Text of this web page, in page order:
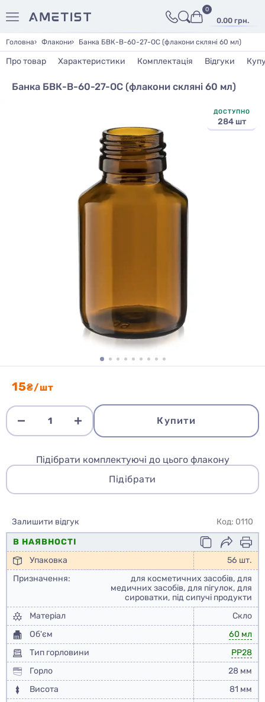
0.00 грн.
0
Головна Флакони Банка БВК-В-60-27-ОС (флакони скляні 60 мл)
Про товар Характеристики Комплектація Відгуки
Банка БВК-В-60-27-ОС (флакони скляні 60 мл)
ДОСТУПНО
284 шт
15₴/шт
Купити
Підібрати комплектуючі до цього флакону
Підібрати
Залишити відгук
Код: 0110
В НАЯВНОСТІ
Упаковка
56 шт.
Призначення:
для косметичних засобів, для
медичних засобів, для пігулок, для
сироватки, під сипучі продукти
Матеріал
Скло
Об'єм
60 мл
Тип горловини
PP28
Горло
28 мм
Висота
81 мм